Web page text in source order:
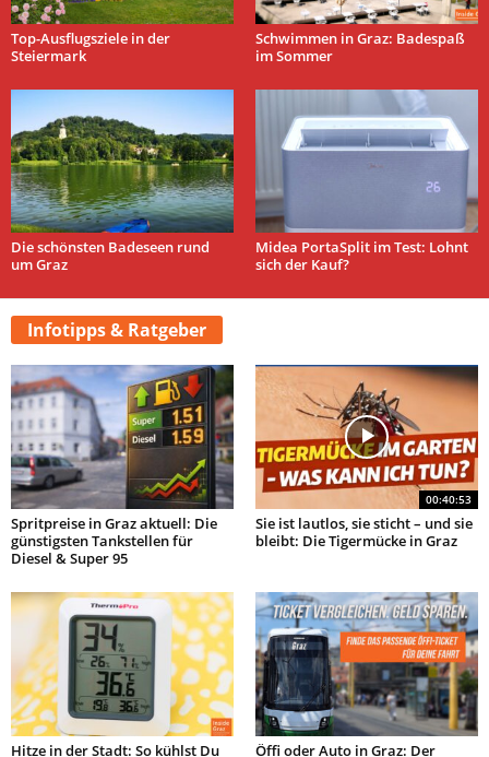
Top-Ausflugsziele in der
Steiermark
Schwimmen in Graz: Badespaß
im Sommer
Die schönsten Badeseen rund
um Graz
Midea PortaSplit im Test: Lohnt
sich der Kauf?
Infotipps & Ratgeber
Spritpreise in Graz aktuell: Die
günstigsten Tankstellen für
Diesel & Super 95
00:40:53
Sie ist lautlos, sie sticht – und sie
bleibt: Die Tigermücke in Graz
Hitze in der Stadt: So kühlst Du Öffi oder Auto in Graz: Der